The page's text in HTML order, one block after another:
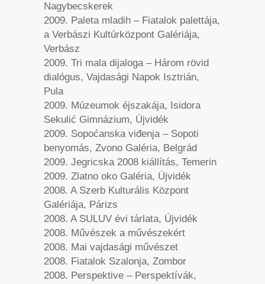
Nagybecskerek
2009. Paleta mladih – Fiatalok palettája,
a Verbászi Kultúrközpont Galériája,
Verbász
2009. Tri mala dijaloga – Három rövid
dialógus, Vajdasági Napok Isztrián,
Pula
2009. Múzeumok éjszakája, Isidora
Sekulić Gimnázium, Újvidék
2009. Sopoćanska viđenja – Sopoti
benyomás, Zvono Galéria, Belgrád
2009. Jegricska 2008 kiállítás, Temerin
2009. Zlatno oko Galéria, Újvidék
2008. A Szerb Kulturális Központ
Galériája, Párizs
2008. A SULUV évi tárlata, Újvidék
2008. Művészek a művészekért
2008. Mai vajdasági művészet
2008. Fiatalok Szalonja, Zombor
2008. Perspektive – Perspektívák,